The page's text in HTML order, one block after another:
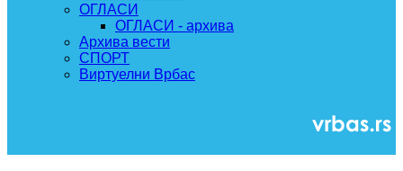
ОГЛАСИ
ОГЛАСИ - архива
Архива вести
СПОРТ
Виртуелни Врбас